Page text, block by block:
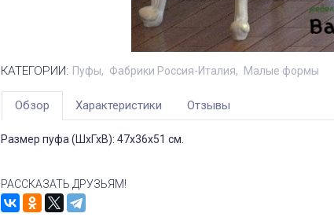
КАТЕГОРИИ: Пуфы Фабрики Россия-Италия Малые формы
Обзор Характеристики Отзывы
Размер пуфа (ШхГхВ): 47х36х51 см.
РАССКАЗАТЬ ДРУЗЬЯМ!